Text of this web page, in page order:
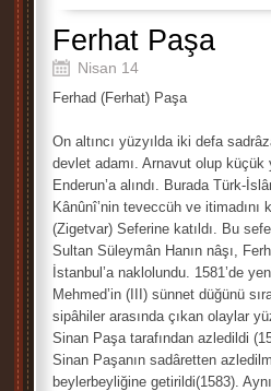
Ferhat Paşa
Nisan 14
Ferhad (Ferhat) Paşa
On altıncı yüzyılda iki defa
devlet adamı. Arnavut olup
Enderun’a alındı. Burada Türk-
Kânûnî’nin teveccüh ve itimadını
(Zigetvar) Seferine katıldı. Bu
Sultan Süleymân Hanın nâşı,
İstanbul’a naklolundu. 1581’de
Mehmed’in (III) sünnet düğünü
sipâhiler arasında çıkan olaylar
Sinan Paşa tarafından azledildi
Sinan Paşanın sadâretten
beylerbeyliğine getirildi(1583).